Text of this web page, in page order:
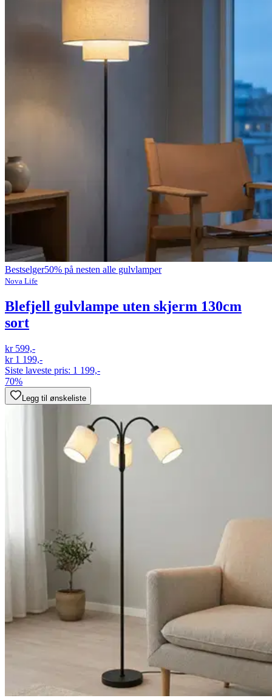
Bestselger50% på nesten alle gulvlamper
Nova Life
Blefjell gulvlampe uten skjerm 130cm
sort
kr 599,-
kr 1 199,-
Siste laveste pris: 1 199,-
70%
Legg til ønskeliste